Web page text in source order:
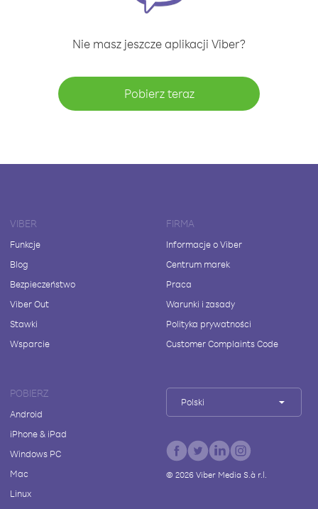
Nie masz jeszcze aplikacji Viber?
Pobierz teraz
VIBER
Funkcje
Blog
Bezpieczeństwo
Viber Out
Stawki
Wsparcie
FIRMA
Informacje o Viber
Centrum marek
Praca
Warunki i zasady
Polityka prywatności
Customer Complaints Code
POBIERZ
Android
iPhone & iPad
Windows PC
Mac
Linux
Polski
© 2026Viber Media S.à r.l.